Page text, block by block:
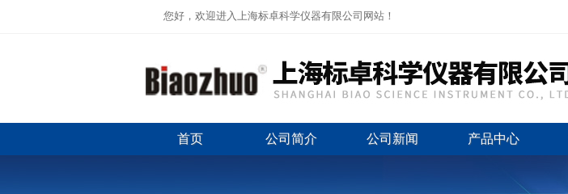
您好，欢迎进入上海标卓科学仪器有限公司网站！
首页 公司简介 公司新闻 产品中心